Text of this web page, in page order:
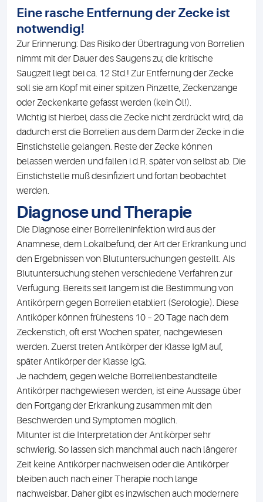
Eine rasche Entfernung der Zecke ist
notwendig!
Zur Erinnerung: Das Risiko der Übertragung von Borrelien
nimmt mit der Dauer des Saugens zu; die kritische
Saugzeit liegt bei ca. 12 Std.! Zur Entfernung der Zecke
soll sie am Kopf mit einer spitzen Pinzette, Zeckenzange
oder Zeckenkarte gefasst werden (kein Öl!).
Wichtig ist hierbei, dass die Zecke nicht zerdrückt wird, da
dadurch erst die Borrelien aus dem Darm der Zecke in die
Einstichstelle gelangen. Reste der Zecke können
belassen werden und fallen i.d.R. später von selbst ab. Die
Einstichstelle muß desinfiziert und fortan beobachtet
werden.
Diagnose und Therapie
Die Diagnose einer Borrelieninfektion wird aus der
Anamnese, dem Lokalbefund, der Art der Erkrankung und
den Ergebnissen von Blutuntersuchungen gestellt. Als
Blutuntersuchung stehen verschiedene Verfahren zur
Verfügung. Bereits seit langem ist die Bestimmung von
Antikörpern gegen Borrelien etabliert (Serologie). Diese
Antiköper können frühestens 10 – 20 Tage nach dem
Zeckenstich, oft erst Wochen später, nachgewiesen
werden. Zuerst treten Antikörper der Klasse IgM auf,
später Antikörper der Klasse IgG.
Je nachdem, gegen welche Borrelienbestandteile
Antikörper nachgewiesen werden, ist eine Aussage über
den Fortgang der Erkrankung zusammen mit den
Beschwerden und Symptomen möglich.
Mitunter ist die Interpretation der Antikörper sehr
schwierig. So lassen sich manchmal auch nach längerer
Zeit keine Antikörper nachweisen oder die Antikörper
bleiben auch nach einer Therapie noch lange
nachweisbar. Daher gibt es inzwischen auch modernere